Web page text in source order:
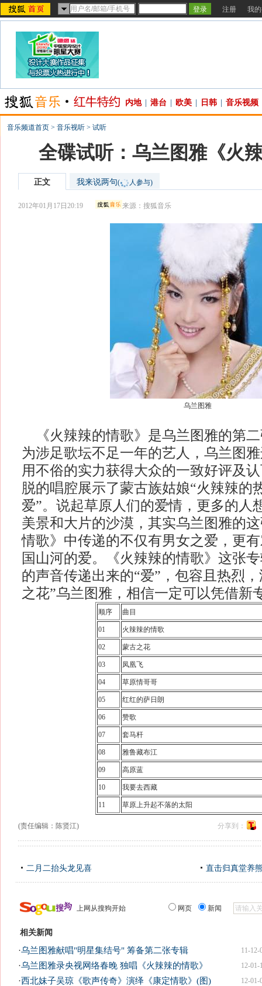
注册 我
内地 港台 欧美 日韩 音乐视频
音乐频道首页 > 音乐视听 > 试听
全碟试听：乌兰图雅《火
正文 我来说两句( 人参与)
2012年01月17日20:19 来源：搜狐音乐
乌兰图雅
《火辣辣的情歌》是乌兰图雅的第
为涉足歌坛不足一年的艺人，乌兰图
用不俗的实力获得大众的一致好评及
脱的唱腔展示了蒙古族姑娘“火辣辣的
爱”。说起草原人们的爱情，更多的人
美景和大片的沙漠，其实乌兰图雅的
情歌》中传递的不仅有男女之爱，更
国山河的爱。《火辣辣的情歌》这张
的声音传递出来的“爱”，包容且热烈
之花”乌兰图雅，相信一定可以凭借新
顺序 曲目
01 火辣辣的情歌
02 蒙古之花
03 凤凰飞
04 草原情哥哥
05 红红的萨日朗
06 赞歌
07 套马杆
08 雅鲁藏布江
09 高原蓝
10 我要去西藏
11 草原上升起不落的太阳
(责任编辑：陈贤江) 分享到：
二月二抬头龙见喜 直击归真堂养
上网从搜狗开始 网页 新闻
相关新闻
11-12-
·乌兰图雅献唱"明星集结号" 筹备第二张专辑
12-01-
·乌兰图雅录央视网络春晚 独唱《火辣辣的情歌》
12-01-
·西北妹子吴琼《歌声传奇》演绎《康定情歌》(图)